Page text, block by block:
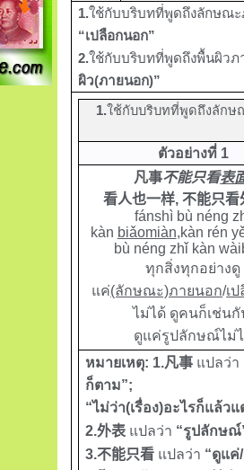
1.ใช้กับบริบทที่พูดถึงลักษณ
“เปลือกนอก”
2.ใช้กับบริบทที่พูดถึงพื้นผิวภ
ผิว(ภายนอก)”
1.ใช้กับบริบทที่พูดถึงลักษ
ตัวอย่างที่ 1
凡事不能只看表
看人也一样,不能只看
fánshì bù néng
kàn biǎomiàn,kàn rén
bù néng zhǐ kàn
ทุกสิ่งทุกอย่างดู
แค่(ลักษณะ)ภายนอก/เ
ไม่ได้ ดูคนก็เช่น
ดูแค่รูปลักษณ์ไม่
หมายเหตุ: 1.凡事 แปลว่า
ก็ตาม”;
“ไม่ว่า(เรื่อง)อะไรก็แล้ว
2.外表 แปลว่า “รูปลักษณ์
3.不能只看 แปลว่า “ดูแค่/